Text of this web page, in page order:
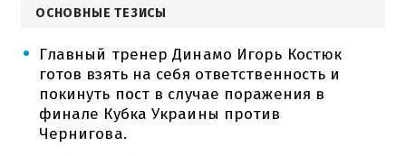
ОСНОВНЫЕ ТЕЗИСЫ
Главный тренер Динамо Игорь Костюк
готов взять на себя ответственность и
покинуть пост в случае поражения в
финале Кубка Украины против
Чернигова.